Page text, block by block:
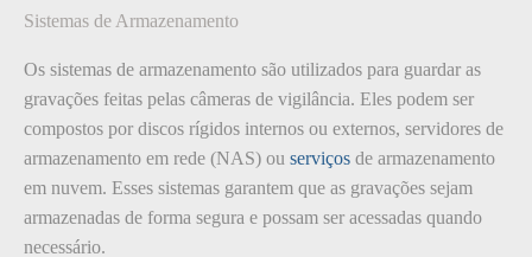
Sistemas de Armazenamento
Os sistemas de armazenamento são utilizados para guardar as
gravações feitas pelas câmeras de vigilância. Eles podem ser
compostos por discos rígidos internos ou externos, servidores de
armazenamento em rede (NAS) ou serviços de armazenamento
em nuvem. Esses sistemas garantem que as gravações sejam
armazenadas de forma segura e possam ser acessadas quando
necessário.